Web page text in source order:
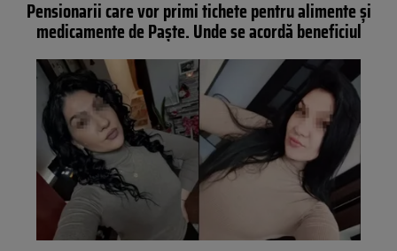
Pensionarii care vor primi tichete pentru alimente și
medicamente de Paște. Unde se acordă beneficiul